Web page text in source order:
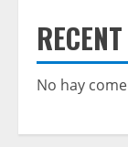
No hay